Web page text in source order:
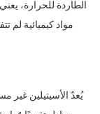
الطاردة للحرارة،
مواد كيميائية لم